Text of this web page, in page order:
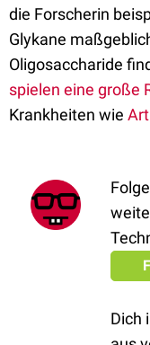
die Forscherin
Glykane
Oligosaccharide
spielen eine große
Krankheiten wie
Dich